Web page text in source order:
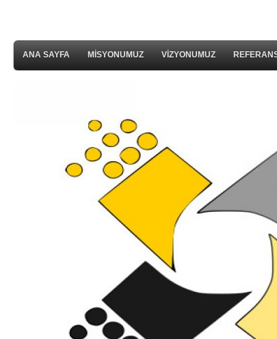
ANA SAYFA MİSYONUMUZ VİZYONUMUZ